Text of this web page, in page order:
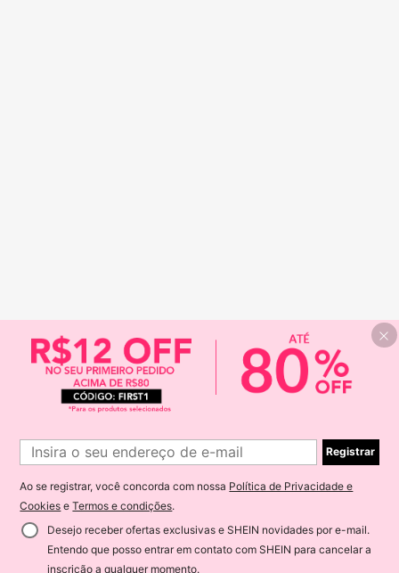
Registrar
Ao se registrar, você concorda com nossa Política de Privacidade e
Cookies eTermos e condições.
Desejo receber ofertas exclusivas e SHEIN novidades por e-mail.
Entendo que posso entrar em contato com SHEIN para cancelar a
inscrição a qualquer momento.